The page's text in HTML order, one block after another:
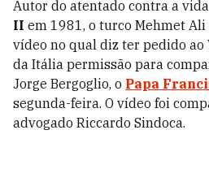
Autor do atentado contra a
II em 1981, o turco Mehmet
vídeo no qual diz ter pedido ao
da Itália permissão para
Jorge Bergoglio, o Papa
segunda-feira. O vídeo foi
advogado Riccardo Sindoca.